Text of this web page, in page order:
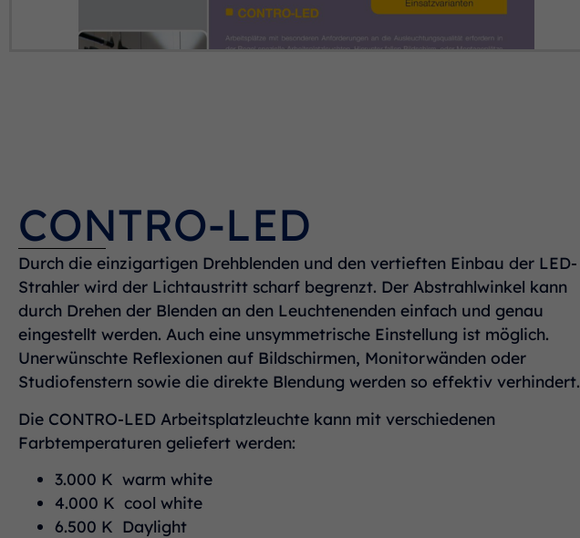
CONTRO-LED
Durch die einzigartigen Drehblenden und den vertieften Einbau der LED-
Strahler wird der Lichtaustritt scharf begrenzt. Der Abstrahlwinkel kann
durch Drehen der Blenden an den Leuchtenenden einfach und genau
eingestellt werden. Auch eine unsymmetrische Einstellung ist möglich.
Unerwünschte Reflexionen auf Bildschirmen, Monitorwänden oder
Studiofenstern sowie die direkte Blendung werden so effektiv verhindert.
Die CONTRO-LED Arbeitsplatzleuchte kann mit verschiedenen
Farbtemperaturen geliefert werden:
3.000 K warm white
4.000 K cool white
6.500 K Daylight